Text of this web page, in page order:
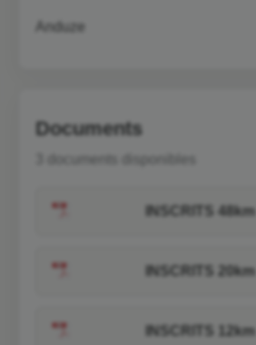
Anduze
Documents
3 documents disponibles
INSCRITS 48km
INSCRITS 20km
INSCRITS 12km